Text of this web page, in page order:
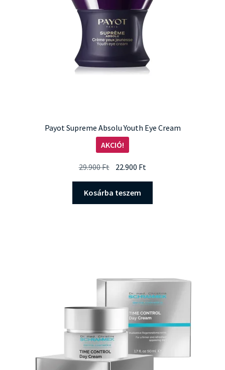
Payot Supreme Absolu Youth Eye Cream
AKCIÓ!
29.900Ft Original
was:
29.900 Ft.
22.900 Ft
22.900 Ft.
Kosárba teszem